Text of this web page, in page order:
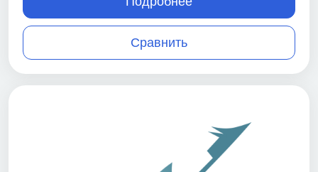
Сравнить